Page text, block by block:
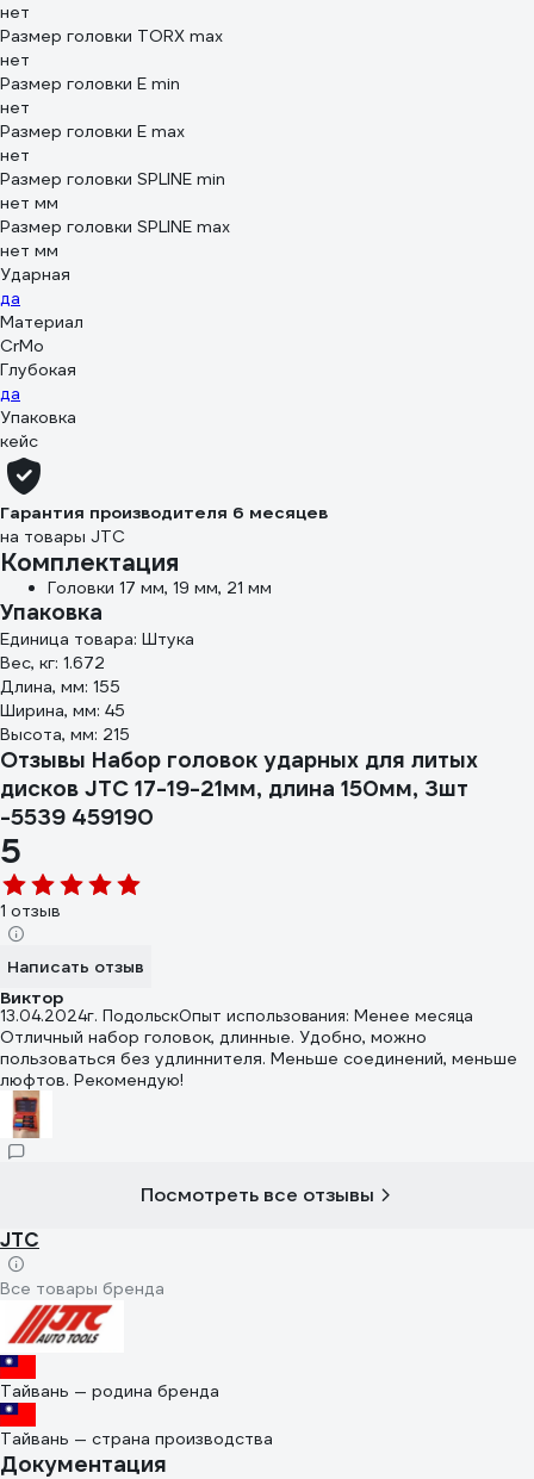
нет
Размер головки TORX max
нет
Размер головки E min
нет
Размер головки E max
нет
Размер головки SPLINE min
нет мм
Размер головки SPLINE max
нет мм
Ударная
да
Материал
CrMo
Глубокая
да
Упаковка
кейс
Гарантия производителя 6 месяцев
на товары JTC
Комплектация
Головки 17 мм, 19 мм, 21 мм
Упаковка
Единица товара: Штука
Вес, кг: 1.672
Длина, мм: 155
Ширина, мм: 45
Высота, мм: 215
Отзывы Набор головок ударных для литых
дисков JTC 17-19-21мм, длина 150мм, 3шт
-5539 459190
5
1 отзыв
Написать отзыв
Виктор
13.04.2024г. ПодольскОпыт использования: Менее месяца
Отличный набор головок, длинные. Удобно, можно
пользоваться без удлиннителя. Меньше соединений, меньше
люфтов. Рекомендую!
Посмотреть все отзывы
JTC
Все товары бренда
Тайвань — родина бренда
Тайвань — страна производства
Документация